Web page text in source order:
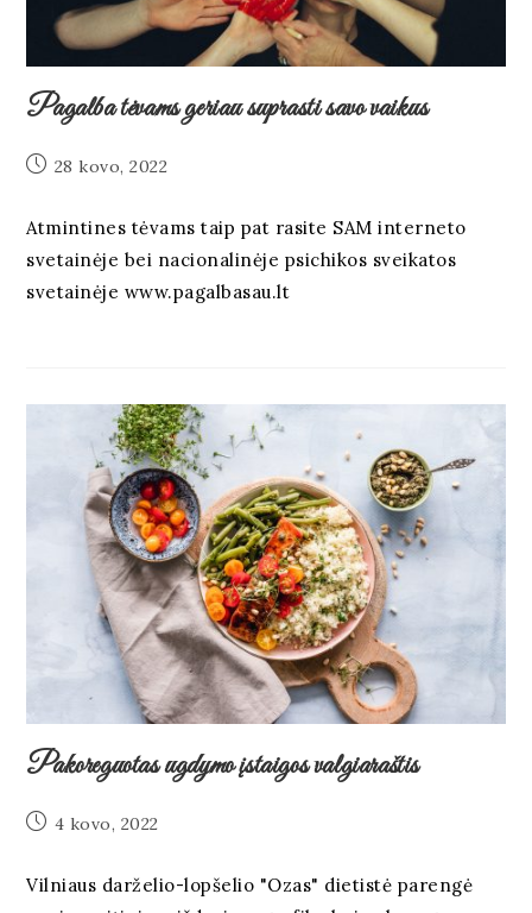
Pagalba tėvams geriau suprasti savo vaikus
28 kovo, 2022
Atmintines tėvams taip pat rasite SAM interneto
svetainėje bei nacionalinėje psichikos sveikatos
svetainėje www.pagalbasau.lt
Pakoreguotas ugdymo įstaigos valgiaraštis
4 kovo, 2022
Vilniaus darželio-lopšelio "Ozas" dietistė parengė